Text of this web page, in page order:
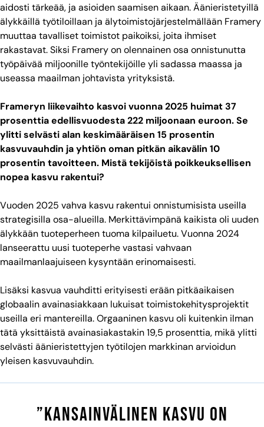
aidosti tärkeää, ja asioiden saamisen aikaan. Äänieristetyillä
älykkäillä työtiloillaan ja älytoimistojärjestelmällään Framery
muuttaa tavalliset toimistot paikoiksi, joita ihmiset
rakastavat. Siksi Framery on olennainen osa onnistunutta
työpäivää miljoonille työntekijöille yli sadassa maassa ja
useassa maailman johtavista yrityksistä.
Frameryn liikevaihto kasvoi vuonna 2025 huimat 37
prosenttia edellisvuodesta 222 miljoonaan euroon. Se
ylitti selvästi alan keskimääräisen 15 prosentin
kasvuvauhdin ja yhtiön oman pitkän aikavälin 10
prosentin tavoitteen. Mistä tekijöistä poikkeuksellisen
nopea kasvu rakentui?
Vuoden 2025 vahva kasvu rakentui onnistumisista useilla
strategisilla osa-alueilla. Merkittävimpänä kaikista oli uuden
älykkään tuoteperheen tuoma kilpailuetu. Vuonna 2024
lanseerattu uusi tuoteperhe vastasi vahvaan
maailmanlaajuiseen kysyntään erinomaisesti.
Lisäksi kasvua vauhditti erityisesti erään pitkäaikaisen
globaalin avainasiakkaan lukuisat toimistokehitysprojektit
useilla eri mantereilla. Orgaaninen kasvu oli kuitenkin ilman
tätä yksittäistä avainasiakastakin 19,5 prosenttia, mikä ylitti
selvästi äänieristettyjen työtilojen markkinan arvioidun
yleisen kasvuvauhdin.
”Kansainvälinen kasvu on